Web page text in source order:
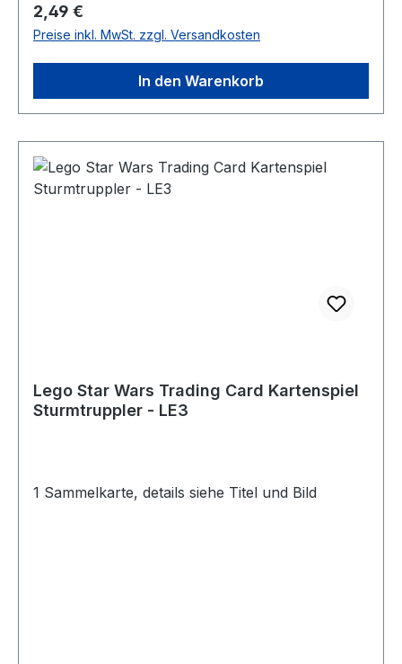
Regulärer Preis:
2,49 €
Preise inkl. MwSt. zzgl. Versandkosten
In den Warenkorb
Lego Star Wars Trading Card Kartenspiel
Sturmtruppler - LE3
1 Sammelkarte, details siehe Titel und Bild